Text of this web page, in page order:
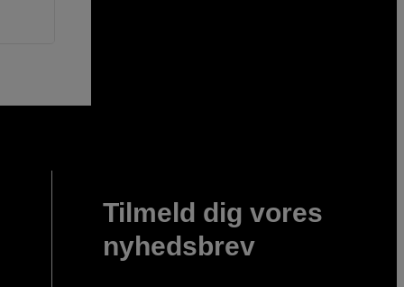
Tilmeld dig vores
nyhedsbrev